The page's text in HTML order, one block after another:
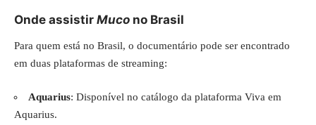
Onde assistir Muco no Brasil
Para quem está no Brasil, o documentário pode ser encontrado
em duas plataformas de streaming:
Aquarius: Disponível no catálogo da plataforma Viva em
Aquarius.